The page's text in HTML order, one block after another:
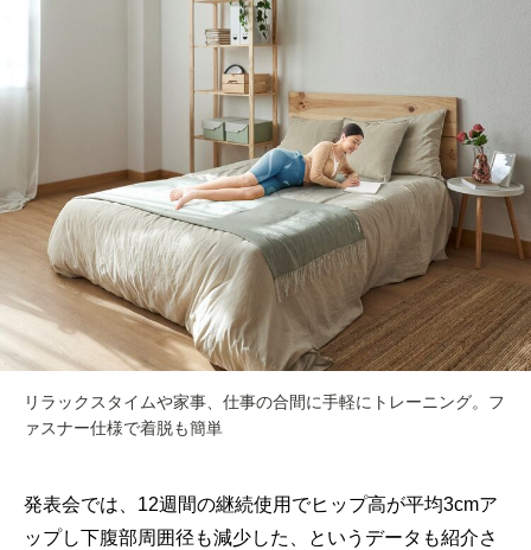
リラックスタイムや家事、仕事の合間に手軽にトレーニング。フ
ァスナー仕様で着脱も簡単
発表会では、12週間の継続使用でヒップ高が平均3cmア
ップし下腹部周囲径も減少した、というデータも紹介さ